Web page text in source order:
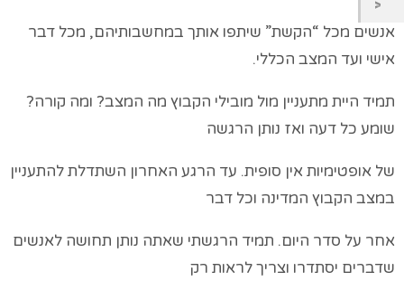
אנשים מכל “הקשת” שיתפו אותך במחשבותיהם, מכל דבר
אישי ועד המצב הכללי.
תמיד היית מתעניין מול מובילי הקבוץ מה המצב? ומה קורה?
שומע כל דעה ואז נותן הרגשה
של אופטימיות אין סופית. עד הרגע האחרון השתדלת להתעניין
במצב הקבוץ המדינה וכל דבר
אחר על סדר היום. תמיד הרגשתי שאתה נותן תחושה לאנשים
שדברים יסתדרו וצריך לראות רק